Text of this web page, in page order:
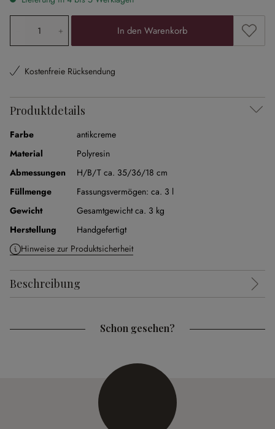
Produkt Anzahl: Gib den gewünschten Wert ein oder
In den Warenkorb Zum
Kostenfreie Rücksendung
Produktdetails
Farbe
antikcreme
Material
Polyresin
Abmessungen
H/B/T ca. 35/36/18 cm
Füllmenge
Fassungsvermögen: ca. 3 l
Gewicht
Gesamtgewicht ca. 3 kg
Herstellung
Handgefertigt
Hinweise zur Produktsicherheit
Beschreibung
Schon gesehen?